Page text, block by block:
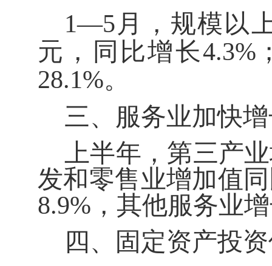
1—5 月，规模以
元，同比增长4.3%
28.1%。
三、服务业加快
上半年，第三产
发和零售业增加值
8.9% ，其他服务业
四、固定资产投资